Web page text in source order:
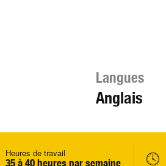
Langues
Anglais
Heures de travail
35 à 40 heures par semaine